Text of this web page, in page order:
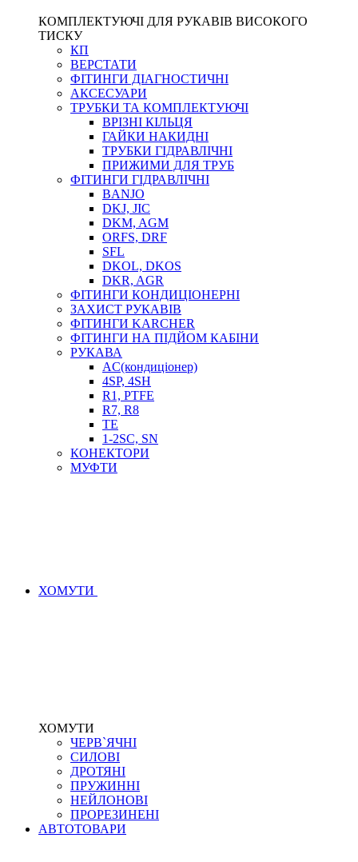
КОМПЛЕКТУЮЧІ ДЛЯ РУКАВІВ ВИСОКОГО
ТИСКУ
КП
ВЕРСТАТИ
ФІТИНГИ ДІАГНОСТИЧНІ
АКСЕСУАРИ
ТРУБКИ ТА КОМПЛЕКТУЮЧІ
ВРІЗНІ КІЛЬЦЯ
ГАЙКИ НАКИДНІ
ТРУБКИ ГІДРАВЛІЧНІ
ПРИЖИМИ ДЛЯ ТРУБ
ФІТИНГИ ГІДРАВЛІЧНІ
BANJO
DKJ, JIC
DKM, AGM
ORFS, DRF
SFL
DKOL, DKOS
DKR, AGR
ФІТИНГИ КОНДИЦІОНЕРНІ
ЗАХИСТ РУКАВІВ
ФІТИНГИ KARCHER
ФІТИНГИ НА ПІДЙОМ КАБІНИ
РУКАВА
AC(кондиціонер)
4SP, 4SH
R1, PTFE
R7, R8
TE
1-2SC, SN
КОНЕКТОРИ
МУФТИ
ХОМУТИ
ХОМУТИ
ЧЕРВ`ЯЧНІ
СИЛОВІ
ДРОТЯНІ
ПРУЖИННІ
НЕЙЛОНОВІ
ПРОРЕЗИНЕНІ
АВТОТОВАРИ